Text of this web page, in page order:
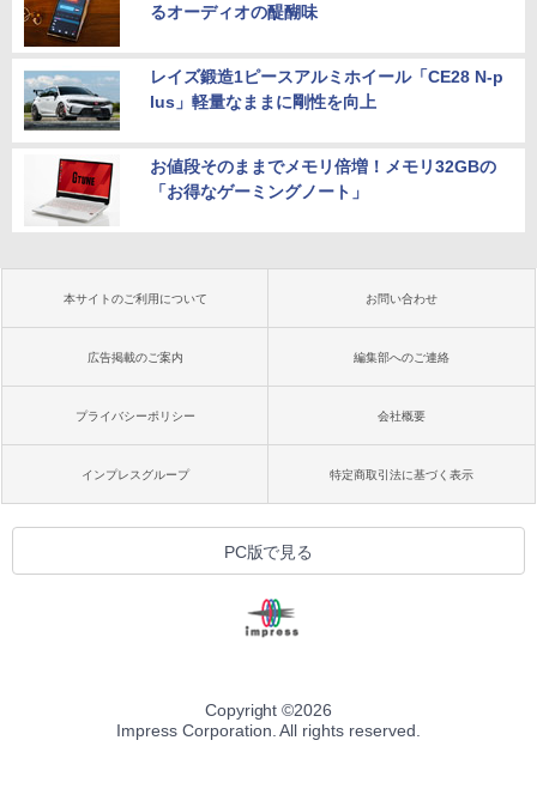
るオーディオの醍醐味
レイズ鍛造1ピースアルミホイール「CE28 N-p
lus」軽量なままに剛性を向上
お値段そのままでメモリ倍増！メモリ32GBの
「お得なゲーミングノート」
本サイトのご利用について お問い合わせ
広告掲載のご案内 編集部へのご連絡
プライバシーポリシー 会社概要
インプレスグループ 特定商取引法に基づく表示
PC版で見る
Copyright ©2026
Impress Corporation. All rights reserved.